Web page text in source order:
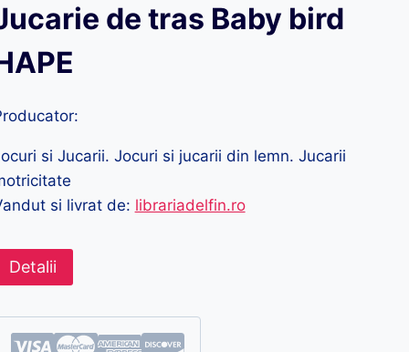
de tras Baby bird
si Jucarii. Jocuri si jucarii din lemn. Jucarii
si livrat de: librariadelfin.ro
Detalii